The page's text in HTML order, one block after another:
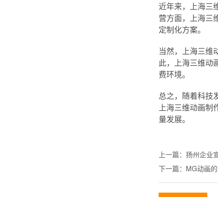
近年来，上海三
营方面，上海三
定制化方案。
当然，上海三维
此，上海三维动
费环境。
总之，随着科技
上海三维动画制
量发展。
上一篇： 扬州企业
下一篇： MG动画